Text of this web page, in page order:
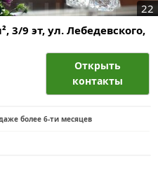
22
3/9 эт, ул. Лебедевского,
Открыть
контакты
более 6-ти месяцев